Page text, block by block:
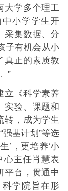
大学多个理工
小学学生开
采集数据、分
子有机会从小
真正的素质教
”
《科学素养
实验、课题和
转，成为学生
基计划”等选
’，更培养‘小
心主任肖慧表
平台，贯通中
学院旨在形